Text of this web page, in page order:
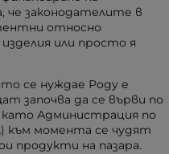
че законодателите в
относно
или просто я
се нуждае Роду е
започва да се върви по
Администрация по
към момента се чудят
продукти на пазара.